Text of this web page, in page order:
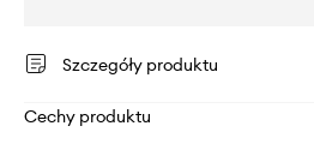
Szczegóły produktu
Cechy produktu